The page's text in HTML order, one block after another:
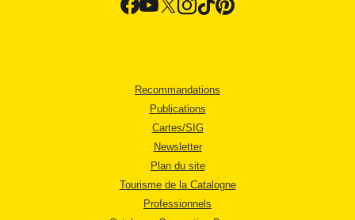
Recommandations
Publications
Cartes/SIG
Newsletter
Plan du site
Tourisme de la Catalogne
Professionnels